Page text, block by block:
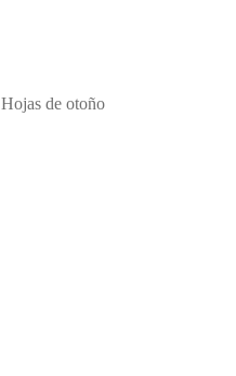
Hojas de otoño